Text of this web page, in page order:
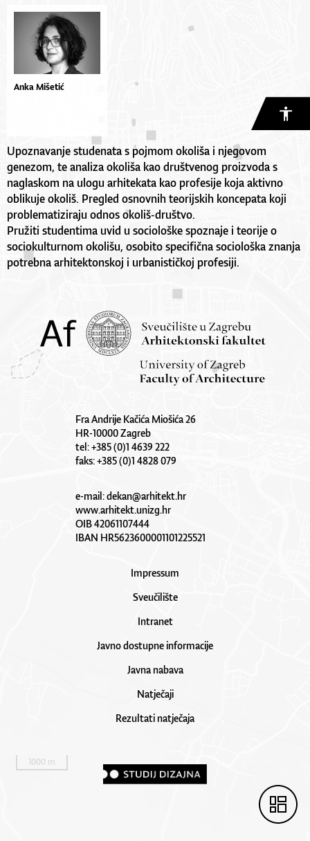
1000 m
Anka Mišetić
Upoznavanje studenata s pojmom okoliša i njegovom
genezom, te analiza okoliša kao društvenog proizvoda s
naglaskom na ulogu arhitekata kao profesije koja aktivno
oblikuje okoliš. Pregled osnovnih teorijskih koncepata koji
problematiziraju odnos okoliš-društvo.
Pružiti studentima uvid u sociološke spoznaje i teorije o
sociokulturnom okolišu, osobito specifična sociološka znanja
potrebna arhitektonskoj i urbanističkoj profesiji.
Fra Andrije Kačića Miošića 26
HR-10000 Zagreb
tel: +385 (0)1 4639 222
faks: +385 (0)1 4828 079
e-mail:dekan@arhitekt.hr
www.arhitekt.unizg.hr
OIB 42061107444
IBAN HR5623600001101225521
Impressum
Sveučilište
Intranet
Javno dostupne informacije
Javna nabava
Natječaji
Rezultati natječaja